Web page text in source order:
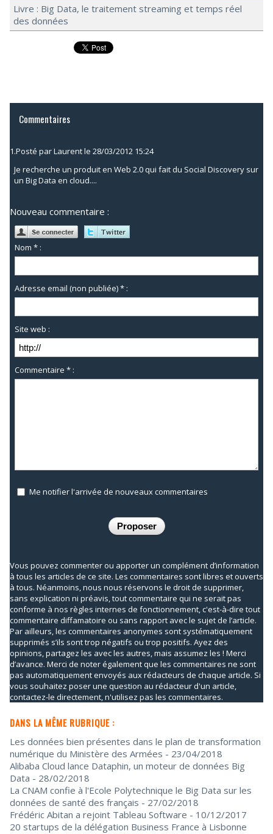
Livre : Big Data, le traitement streaming et temps réel
des données
Commentaires
1.Posté parLaurentle 28/03/2012 15:24
Je recherche un produit en Web 2.0 qui fait du Social Discovery sur
un Big Data en cloud....
Nouveau commentaire :
Nom * :
Adresse email (non publiée) * :
Site web :
Commentaire * :
Me notifier l'arrivée de nouveaux commentaires
Vous pouvez commenter ou apporter un complément d’information
à tous les articles de ce site. Les commentaires sont libres et ouverts
à tous. Néanmoins, nous nous réservons le droit de supprimer,
sans explication ni préavis, tout commentaire qui ne serait pas
conforme à nos règles internes de fonctionnement, c'est-à-dire tout
commentaire diffamatoire ou sans rapport avec le sujet de l’article.
Par ailleurs, les commentaires anonymes sont systématiquement
supprimés s’ils sont trop négatifs ou trop positifs. Ayez des
opinions, partagez les avec les autres, mais assumez les ! Merci
d’avance. Merci de noter également que les commentaires ne sont
pas automatiquement envoyés aux rédacteurs de chaque article. Si
vous souhaitez poser une question au rédacteur d'un article,
contactez-le directement, n'utilisez pas les commentaires.
DANS LA MÊME RUBRIQUE :
Les données bien présentes dans le plan de transformation
numérique du Ministère des Armées - 23/04/2018
Alibaba Cloud lance Dataphin, un moteur de données Big
Data - 28/02/2018
La CNAM confie à l'Ecole Polytechnique le Big Data sur les
données de santé des français - 27/02/2018
Frédéric Abitan a rejoint Tableau Software - 10/12/2017
20 startups de la délégation Business France à Lisbonne